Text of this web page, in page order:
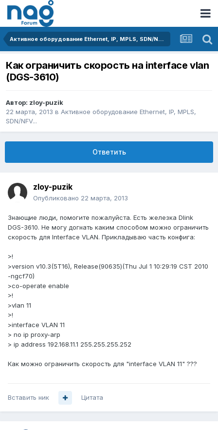
Активное оборудование Ethernet, IP, MPLS, SDN/NFV...
Как ограничить скорость на interface vlan
(DGS-3610)
Автор: zloy-puzik
22 марта, 2013 в Активное оборудование Ethernet, IP, MPLS,
SDN/NFV...
Ответить
zloy-puzik
Опубликовано 22 марта, 2013
Знающие люди, помогите пожалуйста. Есть железка Dlink
DGS-3610. Не могу догнать каким способом можно ограничить
скорость для Interface VLAN. Прикладываю часть конфига:
>!
>version v10.3(5T16), Release(90635)(Thu Jul 1 10:29:19 CST 2010
-ngcf70)
>co-operate enable
>!
>vlan 11
>!
>interface VLAN 11
> no ip proxy-arp
> ip address 192.168.11.1 255.255.255.252
Как можно ограничить скорость для "interface VLAN 11" ???
Вставить ник Цитата